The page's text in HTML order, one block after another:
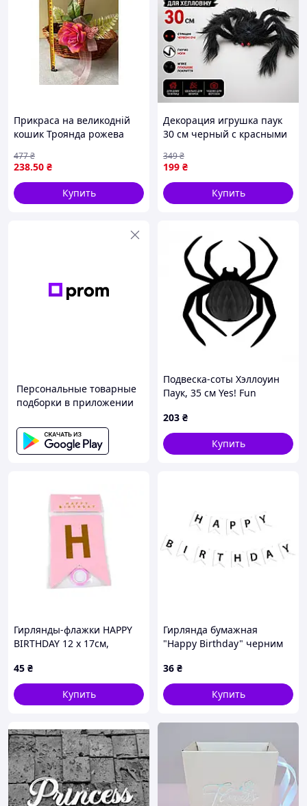
Прикраса на великодній
кошик Троянда рожева
святкового кошика
238.50 ₴
477₴
Купить
Декорация игрушка паук
30 см черный с красными
Хэллоуина, розыгрышей,
реалисти JGGW_199
199 ₴
349₴
Купить
Персональные товарные
подборки в приложении
Подвеска-соты Хэллоуин
Паук, 35 см Yes! Fun
203 ₴
Купить
Гирлянды-флажки HAPPY
BIRTHDAY 12 х 17см,
45 ₴
Купить
Гирлянда бумажная
"Happy Birthday" черним
36 ₴
Купить